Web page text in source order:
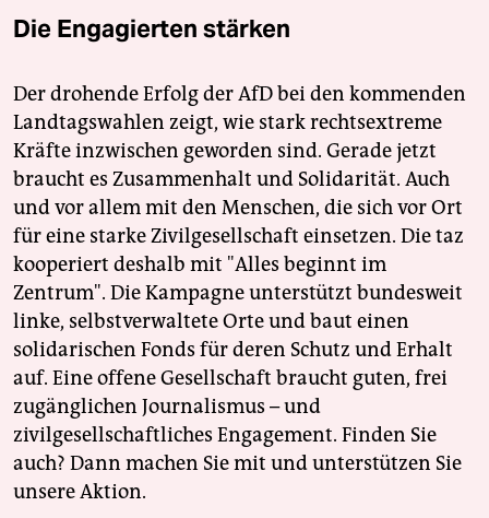
Die Engagierten stärken
Der drohende Erfolg der AfD bei den kommenden
Landtagswahlen zeigt, wie stark rechtsextreme
Kräfte inzwischen geworden sind. Gerade jetzt
braucht es Zusammenhalt und Solidarität. Auch
und vor allem mit den Menschen, die sich vor Ort
für eine starke Zivilgesellschaft einsetzen. Die taz
kooperiert deshalb mit "Alles beginnt im
Zentrum". Die Kampagne unterstützt bundesweit
linke, selbstverwaltete Orte und baut einen
solidarischen Fonds für deren Schutz und Erhalt
auf. Eine offene Gesellschaft braucht guten, frei
zugänglichen Journalismus – und
zivilgesellschaftliches Engagement. Finden Sie
auch? Dann machen Sie mit und unterstützen Sie
unsere Aktion.